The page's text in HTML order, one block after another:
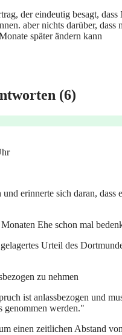
der eindeutig besagt, dass
aber nichts darüber, dass
später ändern kann
(6)
erinnerte sich daran, dass
Ehe schon mal
Urteil des
zu nehmen
ist anlassbezogen und
genommen werden."
einen zeitlichen Abstand